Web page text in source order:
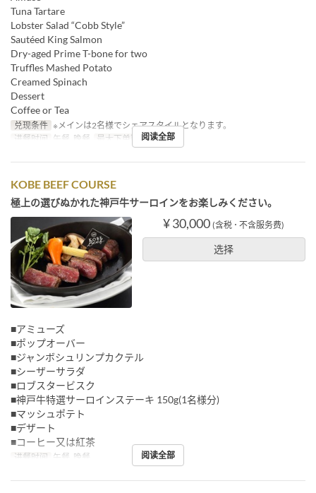
Tuna Tartare
Lobster Salad “Cobb Style”
Sautéed King Salmon
Dry-aged Prime T-bone for two
Truffles Mashed Potato
Creamed Spinach
Dessert
Coffee or Tea
兑现条件 ※メインは2名様でシェアスタイルとなります。
进餐时间
午餐, 晚餐 最大下单数 2 ~
阅读全部
KOBE BEEF COURSE
極上の選びぬかれた神戸牛サーロインをお楽しみください。
¥ 30,000 (含税 ･ 不含服务费)
选择
■アミューズ
■ポップオーバー
■ジャンボシュリンプカクテル
■シーザーサラダ
■ロブスタービスク
■神戸牛特選サーロインステーキ 150g(1名様分)
■マッシュポテト
■デザート
■コーヒー又は紅茶
进餐时间 午餐, 晚餐 阅读全部